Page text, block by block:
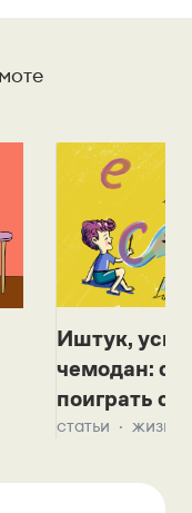
Иштук,
чемодан:
поиграть с
статьи жизнь